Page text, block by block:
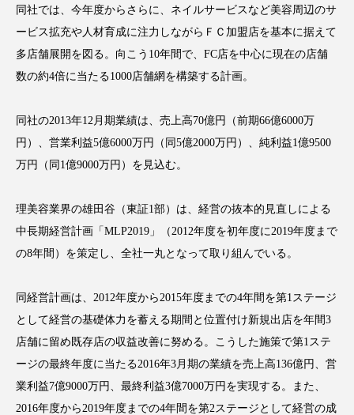
インタビュー インナービューティー 冷え
インナービューティーアワード2025受賞商品
ウェルビーイング エイジングケア
カウンセラー カウンセリング
カカイオイル ガジェット キーワード
クルエルティフリー クレンジング
ケーススタディ
コグニティブヘルス コスト削減
コネクテッド・ビューティ コミュニケーション
同社では、今年度からさらに、ネイルサービスなど美容周辺のサ
ービス拡充や人材育成に注力しながらＦＣ加盟店を基本に据えて
多店舗展開を図る。向こう10年間で、FC店を中心に現在の店舗
数の約4倍に当たる1000店舗網を構築する計画。
同社の2013年12月期業績は、売上高70億円（前期66億6000万
円）、営業利益5億6000万円（同5億2000万円）、純利益1億9500
万円（同1億9000万円）を見込む。
理美容業界の雄田谷（東証1部）は、経営の抜本的見直しによる
中長期経営計画「MLP2019」（2012年度を初年度に2019年度まで
の8年間）を策定し、全社一丸となって取り組んでいる。
同経営計画は、2012年度から2015年度までの4年間を第1ステージ
として経営の基礎体力を蓄える期間と位置付け新規出店を年間3
店舗に留め既存店の収益改善に努める。こうした施策で第1ステ
ージの最終年度に当たる2016年3月期の業績を売上高136億円、営
業利益7億9000万円、最終利益3億7000万円を実現する。また、
2016年度から2019年度までの4年間を第2ステージとして経営の成